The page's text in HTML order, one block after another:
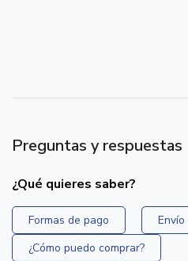
Preguntas y respuestas
¿Qué quieres saber?
Formas de pago
Envío
¿Cómo puedo comprar?